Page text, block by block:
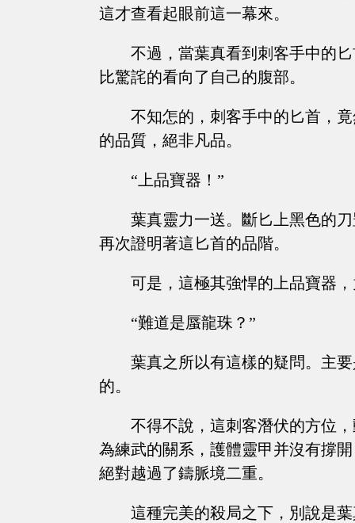
這才查看起眼前這一幕來。
不過，當葉真看到刺客手中的
比驚詫的看向了自己的腹部。
不知怎的，刺客手中的匕首，
的品質，絕非凡品。
“上品寶器！”
葉真靈力一送。斷匕上黑色的
再次證明著這匕首的品階。
可是，這極其強悍的上品寶器
“難道是蜃龍珠？”
葉真之所以有這樣的疑問。主
的。
不得不說，這刺客潛伏的方位
為練武的關系，護體靈甲并沒有撐
絕對越過了鑄脈境二重。
這種完美的殺局之下，別說是